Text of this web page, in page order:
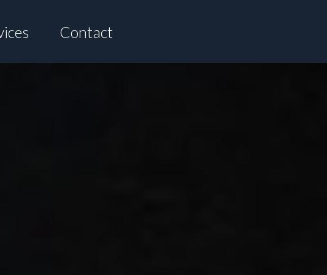
Contact